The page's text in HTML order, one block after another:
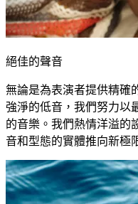
絕佳的聲音
無論是為表演者提供精確
強淨的低音，我們努力以
的音樂。我們熱情洋溢的
音和型態的實體推向新極